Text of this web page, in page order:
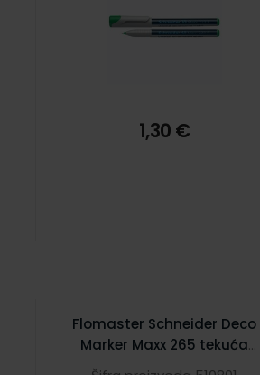
1,30 €
Flomaster Schneider Deco
Marker Maxx 265 tekuća
kreda 2-3 mm plavi